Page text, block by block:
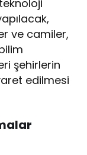
ve camiler,
şehirlerin
edilmesi